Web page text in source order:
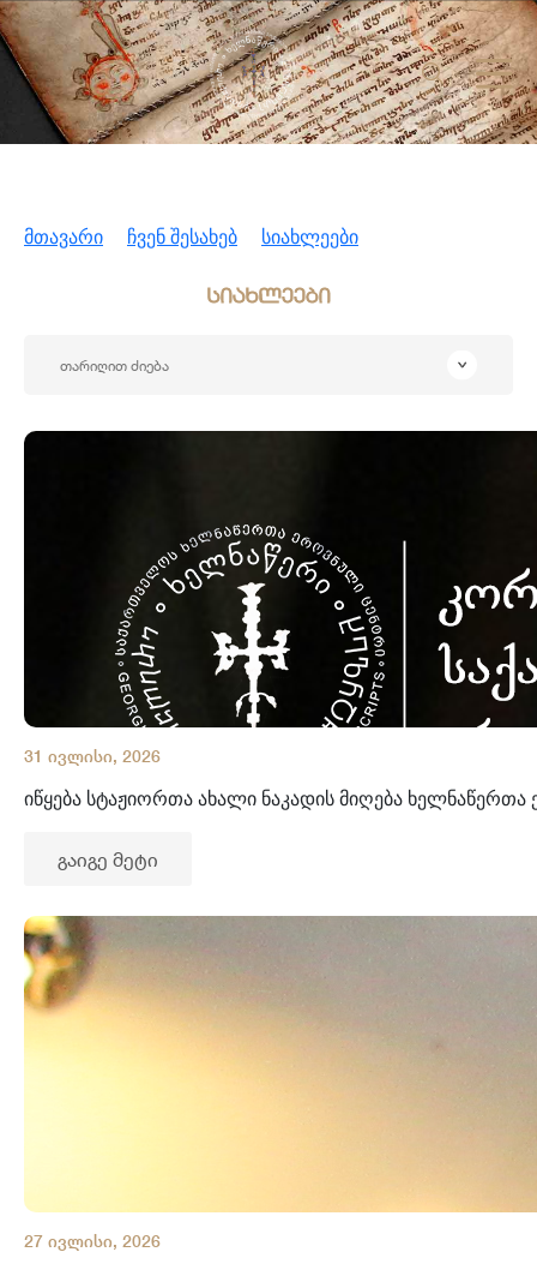
მთავარი ჩვენ შესახებ სიახლეები
სიახლეები
31 ივლისი, 2026
იწყება სტაჟიორთა ახალი ნაკადის მიღება
გაიგე მეტი
27 ივლისი, 2026